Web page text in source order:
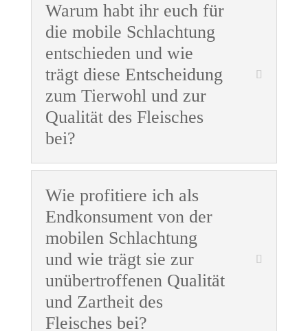
Warum habt ihr euch für
die mobile Schlachtung
entschieden und wie
trägt diese Entscheidung
zum Tierwohl und zur
Qualität des Fleisches
bei?
Wie profitiere ich als
Endkonsument von der
mobilen Schlachtung
und wie trägt sie zur
unübertroffenen Qualität
und Zartheit des
Fleisches bei?